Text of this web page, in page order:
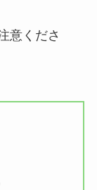
意くださ